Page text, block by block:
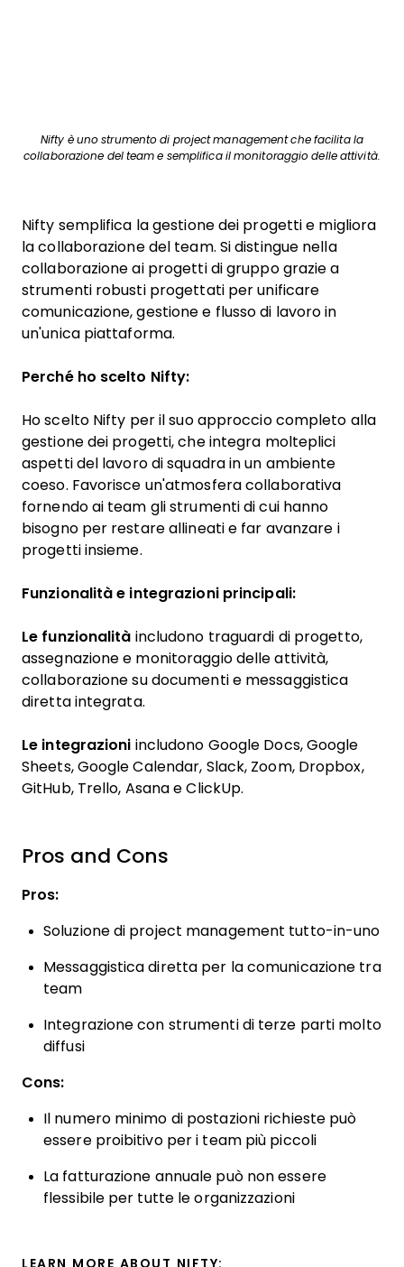
Nifty è uno strumento di project management che facilita la
collaborazione del team e semplifica il monitoraggio delle attività.
Nifty semplifica la gestione dei progetti e migliora
la collaborazione del team. Si distingue nella
collaborazione ai progetti di gruppo grazie a
strumenti robusti progettati per unificare
comunicazione, gestione e flusso di lavoro in
un'unica piattaforma.
Perché ho scelto Nifty:
Ho scelto Nifty per il suo approccio completo alla
gestione dei progetti, che integra molteplici
aspetti del lavoro di squadra in un ambiente
coeso. Favorisce un'atmosfera collaborativa
fornendo ai team gli strumenti di cui hanno
bisogno per restare allineati e far avanzare i
progetti insieme.
Funzionalità e integrazioni principali:
Le funzionalità includono traguardi di progetto,
assegnazione e monitoraggio delle attività,
collaborazione su documenti e messaggistica
diretta integrata.
Le integrazioni includono Google Docs, Google
Sheets, Google Calendar, Slack, Zoom, Dropbox,
GitHub, Trello, Asana e ClickUp.
Pros and Cons
Pros:
Soluzione di project management tutto-in-uno
Messaggistica diretta per la comunicazione tra
team
Integrazione con strumenti di terze parti molto
diffusi
Cons:
Il numero minimo di postazioni richieste può
essere proibitivo per i team più piccoli
La fatturazione annuale può non essere
flessibile per tutte le organizzazioni
LEARN MORE ABOUT NIFTY: